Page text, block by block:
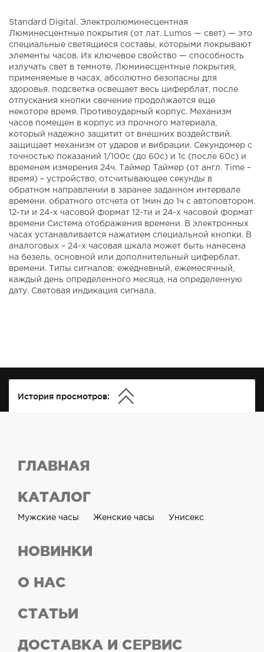
Standard Digital. Электролюминесцентная
Люминесцентные покрытия (от лат. Lumos — свет) — это
специальные светящиеся составы, которыми покрывают
элементы часов. Их ключевое свойство — способность
излучать свет в темноте. Люминесцентные покрытия,
применяемые в часах, абсолютно безопасны для
здоровья. подсветка освещает весь циферблат, после
отпускания кнопки свечение продолжается еще
некоторе время. Противоударный корпус. Механизм
часов помещен в корпус из прочного материала,
который надежно защитит от внешних воздействий.
защищает механизм от ударов и вибрации. Секундомер с
точностью показаний 1/100с (до 60с) и 1с (после 60с) и
временем измерения 24ч. Таймер Таймер (от англ. Time –
время) – устройство, отсчитывающее секунды в
обратном направлении в заранее заданном интервале
времени. обратного отсчета от 1мин до 1ч с автоповтором.
12-ти и 24-х часовой формат 12-ти и 24-х часовой формат
времени Система отображения времени. В электронных
часах устанавливается нажатием специальной кнопки. В
аналоговых – 24-х часовая шкала может быть нанесена
на безель, основной или дополнительный циферблат.
времени. Типы сигналов: ежедневный, ежемесячный,
каждый день определенного месяца, на определенную
дату. Световая индикация сигнала.
История просмотров:
ГЛАВНАЯ
КАТАЛОГ
Мужские часы Женские часы Унисекс
НОВИНКИ
О НАС
СТАТЬИ
ДОСТАВКА И СЕРВИС